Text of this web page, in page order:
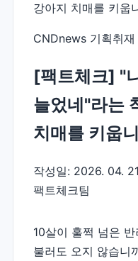
강아지 치매를 키웁
CNDnews 기획취
[팩트체크] "
늘었네"라는
치매를 키웁
작성일: 2026. 04.
팩트체크팀
10살이 훌쩍 넘은
불러도 오지 않습니